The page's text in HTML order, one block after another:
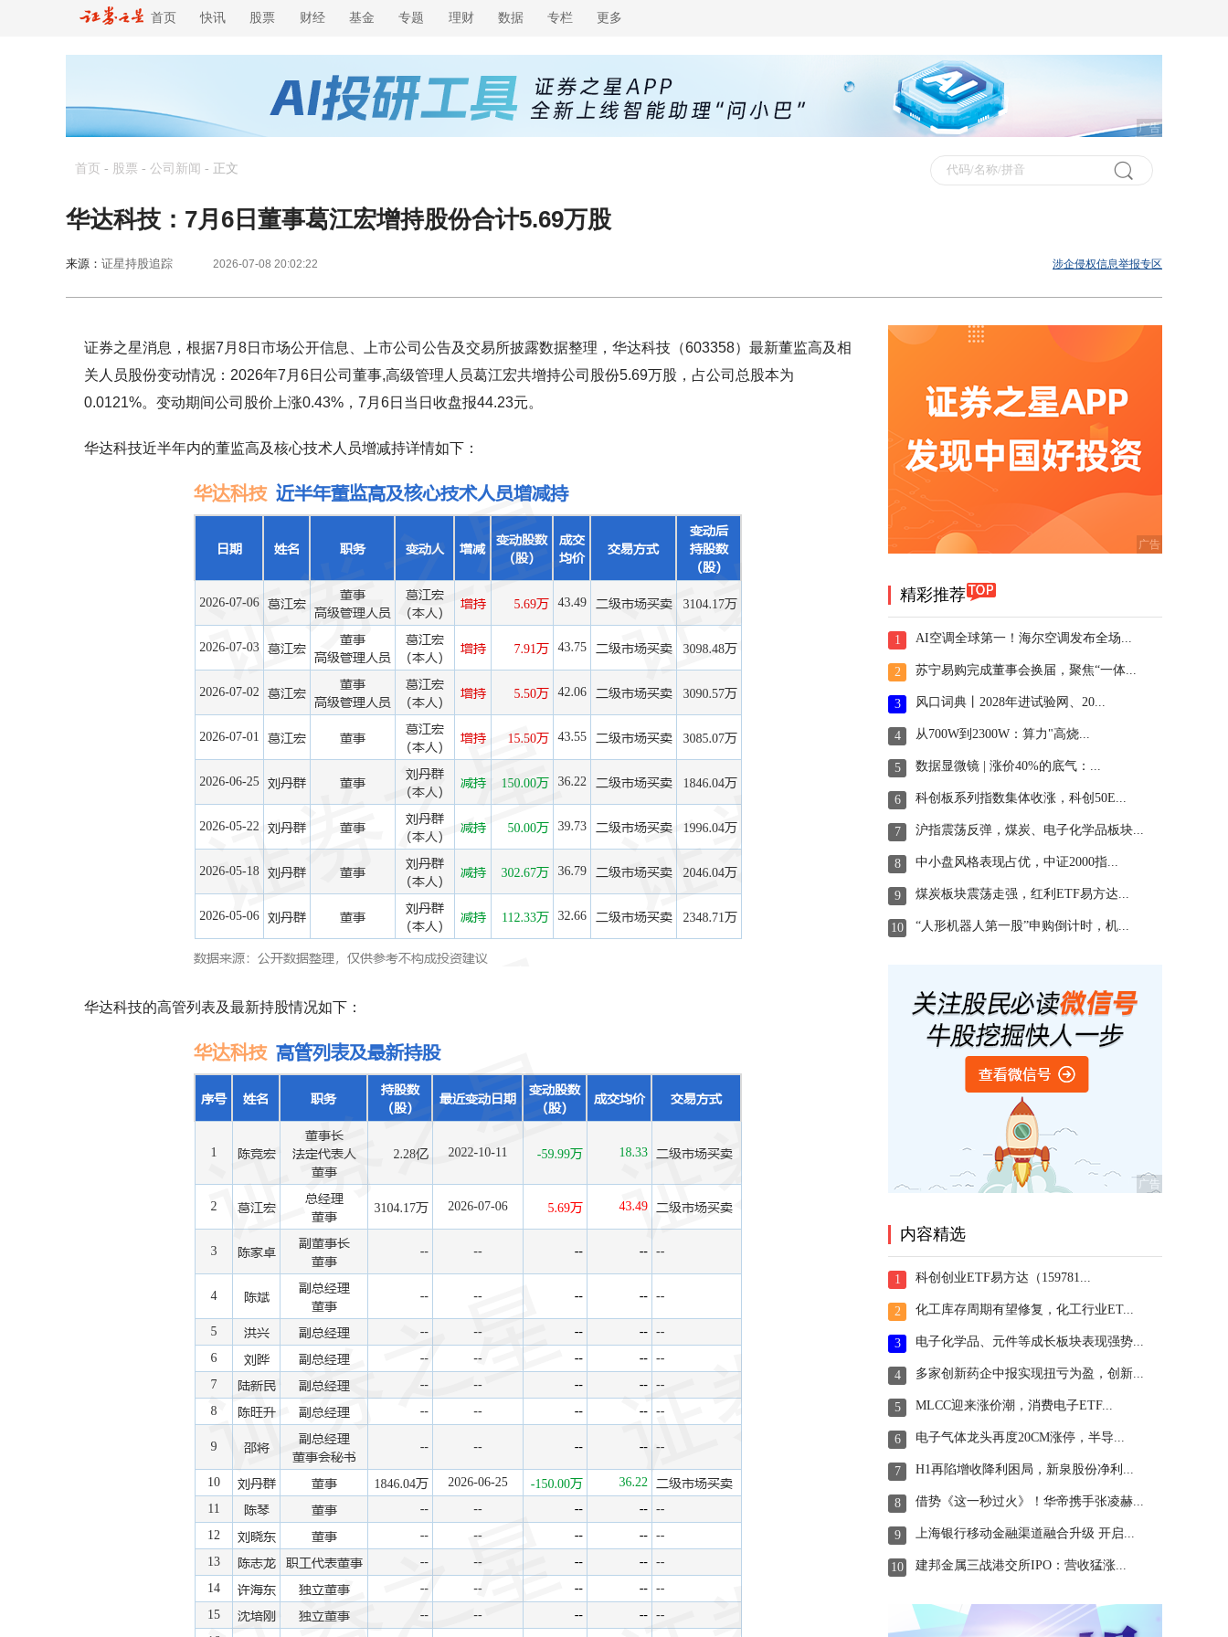
首页 快讯 股票 财经 基金 专题 理财 数据 专栏 更多
广告
首页 - 股票 - 公司新闻 - 正文
华达科技：7月6日董事葛江宏增持股份合计5.69万股
来源： 证星持股追踪 2026-07-08 20:02:22 涉企侵权信息举报专区
证券之星消息，根据7月8日市场公开信息、上市公司公告及交易所披露数据整理，华达科技（603358）最新董监高及相
关人员股份变动情况：2026年7月6日公司董事,高级管理人员葛江宏共增持公司股份5.69万股，占公司总股本为
0.0121%。变动期间公司股价上涨0.43%，7月6日当日收盘报44.23元。
华达科技近半年内的董监高及核心技术人员增减持详情如下：
华达科技的高管列表及最新持股情况如下：
精彩推荐
1 AI空调全球第一！海尔空调发布全场...
2 苏宁易购完成董事会换届，聚焦“一体...
3 风口词典丨2028年进试验网、20...
4 从700W到2300W：算力"高烧...
5 数据显微镜 | 涨价40%的底气：...
6 科创板系列指数集体收涨，科创50E...
7 沪指震荡反弹，煤炭、电子化学品板块...
8 中小盘风格表现占优，中证2000指...
9 煤炭板块震荡走强，红利ETF易方达...
10 “人形机器人第一股”申购倒计时，机...
内容精选
1 科创创业ETF易方达（159781...
2 化工库存周期有望修复，化工行业ET...
3 电子化学品、元件等成长板块表现强势...
4 多家创新药企中报实现扭亏为盈，创新...
5 MLCC迎来涨价潮，消费电子ETF...
6 电子气体龙头再度20CM涨停，半导...
7 H1再陷增收降利困局，新泉股份净利...
8 借势《这一秒过火》！华帝携手张凌赫...
9 上海银行移动金融渠道融合升级 开启...
10 建邦金属三战港交所IPO：营收猛涨...